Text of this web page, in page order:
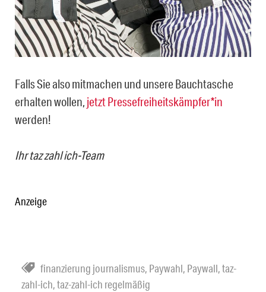
Falls Sie also mitmachen und unsere Bauchtasche
erhalten wollen, jetzt Pressefreiheitskämpfer*in
werden!
Ihr taz zahl ich-Team
Anzeige
finanzierung journalismus, Paywahl, Paywall,taz-
zahl-ich,taz-zahl-ich regelmäßig